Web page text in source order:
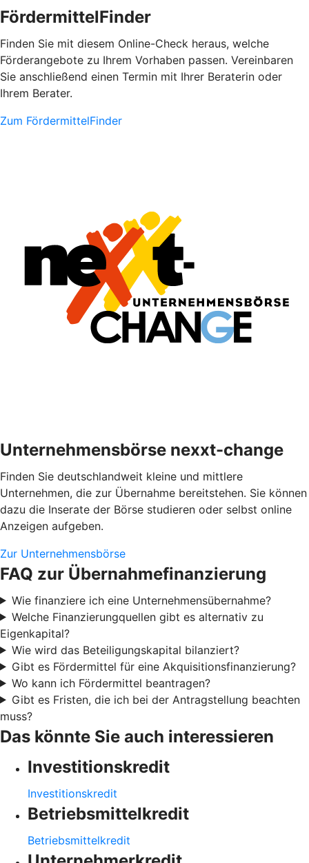
FördermittelFinder
Finden Sie mit diesem Online-Check heraus, welche
Förderangebote zu Ihrem Vorhaben passen. Vereinbaren
Sie anschließend einen Termin mit Ihrer Beraterin oder
Ihrem Berater.
Zum FördermittelFinder
Unternehmensbörse nexxt-change
Finden Sie deutschlandweit kleine und mittlere
Unternehmen, die zur Übernahme bereitstehen. Sie können
dazu die Inserate der Börse studieren oder selbst online
Anzeigen aufgeben.
Zur Unternehmensbörse
FAQ zur Übernahmefinanzierung
Wie finanziere ich eine Unternehmensübernahme?
Welche Finanzierungquellen gibt es alternativ zu
Eigenkapital?
Wie wird das Beteiligungskapital bilanziert?
Gibt es Fördermittel für eine Akquisitionsfinanzierung?
Wo kann ich Fördermittel beantragen?
Gibt es Fristen, die ich bei der Antragstellung beachten
muss?
Das könnte Sie auch interessieren
Investitionskredit
Investitionskredit
Betriebsmittelkredit
Betriebsmittelkredit